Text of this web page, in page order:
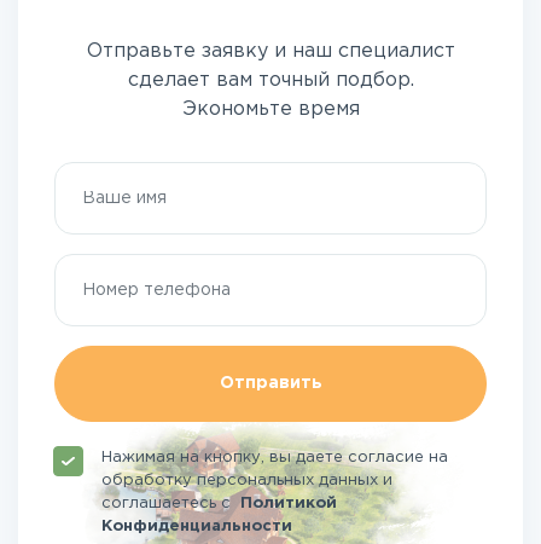
Отправьте заявку и наш специалист
сделает вам точный подбор.
Экономьте время
Отправить
Нажимая на кнопку, вы даете согласие на
обработку персональных данных и
соглашаетесьсПолитикой
Конфиденциальности